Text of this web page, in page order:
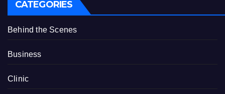
CATEGORIES
Behind the Scenes
Business
Clinic